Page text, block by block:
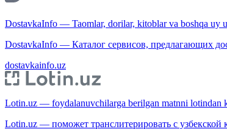
DostavkaInfo — Taomlar, dorilar, kitoblar va boshqa uy
DostavkaInfo — Каталог сервисов, предлагающих
dostavkainfo.uz
Lotin.uz — foydalanuvchilarga berilgan matnni lotindan
Lotin.uz — поможет транслитерировать с